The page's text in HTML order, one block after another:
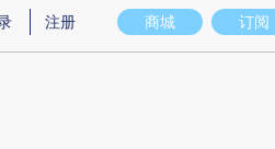
意图存在偏差。不代表财新观点和立场。
商城 订阅
注册